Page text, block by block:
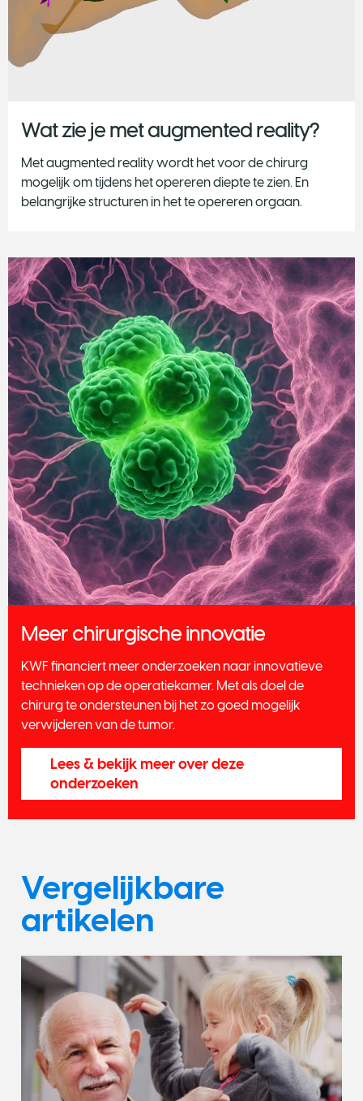
Wat zie je met augmented reality?
Met augmented reality wordt het voor de chirurg
mogelijk om tijdens het opereren diepte te zien. En
belangrijke structuren in het te opereren orgaan.
Meer chirurgische innovatie
KWF financiert meer onderzoeken naar innovatieve
technieken op de operatiekamer. Met als doel de
chirurg te ondersteunen bij het zo goed mogelijk
verwijderen van de tumor.
Lees & bekijk meer over deze
onderzoeken
Vergelijkbare
artikelen